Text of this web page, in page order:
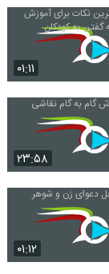
۰۱:۱۱
۲۳:۵۸
۰۱:۱۲